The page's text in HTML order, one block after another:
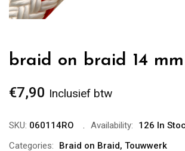
braid on braid 14
€7,90 Inclusief btw
SKU: 060114RO Availability:
126 In
Categories:
Braid on Braid, Touwwerk